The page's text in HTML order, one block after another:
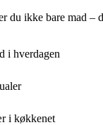
du ikke bare mad
i hverdagen
i køkkenet